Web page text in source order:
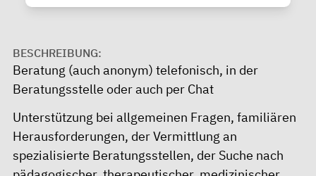
BESCHREIBUNG:
Beratung (auch anonym) telefonisch, in der
Beratungsstelle oder auch per Chat
Unterstützung bei allgemeinen Fragen, familiären
Herausforderungen, der Vermittlung an
spezialisierte Beratungsstellen, der Suche nach